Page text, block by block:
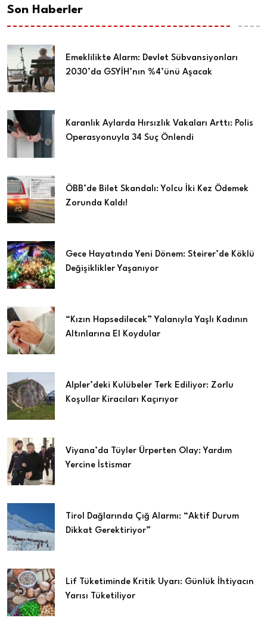
Son Haberler
Emeklilikte Alarm: Devlet Sübvansiyonları
2030’da GSYİH’nın %4’ünü Aşacak
Karanlık Aylarda Hırsızlık Vakaları Arttı: Polis
Operasyonuyla 34 Suç Önlendi
ÖBB’de Bilet Skandalı: Yolcu İki Kez Ödemek
Zorunda Kaldı!
Gece Hayatında Yeni Dönem: Steirer’de Köklü
Değişiklikler Yaşanıyor
“Kızın Hapsedilecek” Yalanıyla Yaşlı Kadının
Altınlarına El Koydular
Alpler’deki Kulübeler Terk Ediliyor: Zorlu
Koşullar Kiracıları Kaçırıyor
Viyana’da Tüyler Ürperten Olay: Yardım
Yercine İstismar
Tirol Dağlarında Çığ Alarmı: “Aktif Durum
Dikkat Gerektiriyor”
Lif Tüketiminde Kritik Uyarı: Günlük İhtiyacın
Yarısı Tüketiliyor